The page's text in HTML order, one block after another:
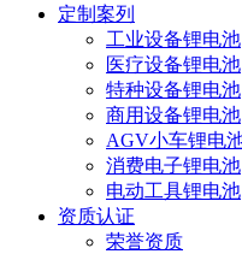
定制案列
工业设备锂电池
医疗设备锂电池
特种设备锂电池
商用设备锂电池
AGV小车锂电
消费电子锂电池
电动工具锂电池
资质认证
荣誉资质